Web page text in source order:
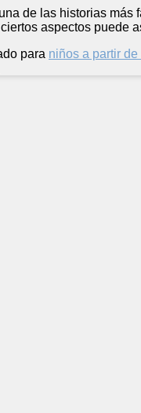
de las historias
aspectos puede
para niños a partir